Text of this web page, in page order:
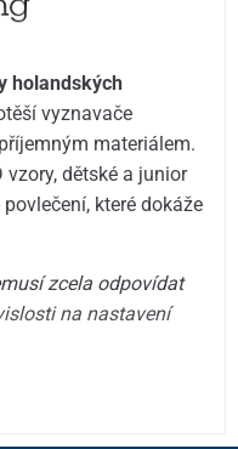
holandských
vyznavače
materiálem.
vzory, dětské a junior
které dokáže
zcela odpovídat
na nastavení